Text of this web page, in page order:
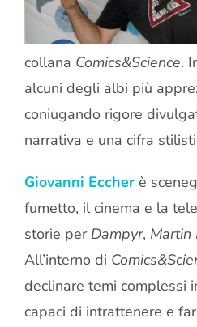
collana Comics&Science.
alcuni degli albi più
coniugando rigore
narrativa e una cifra
Giovanni Eccherè
fumetto, il cinema e la
storie per Dampyr, Martin
All’interno di
declinare temi complessi
capaci di intrattenere e